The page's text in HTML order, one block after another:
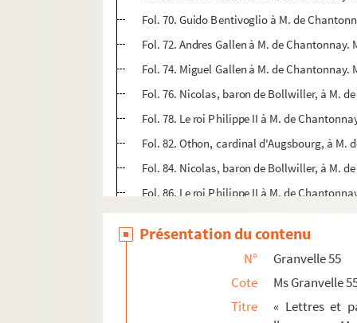
Fol. 70. Guido Bentivoglio à M. de
Fol. 72. Andres Gallen à M. de Chantonnay.
Fol. 74. Miguel Gallen à M. de Chantonnay.
Fol. 76. Nicolas, baron de Bollwiller, à M.
Fol. 78. Le roi Philippe II à M. de
Fol. 82. Othon, cardinal d'Augsbourg, à M.
Fol. 84. Nicolas, baron de Bollwiller, à M.
Fol. 86. Le roi Philippe II à M. de
Fol. 88. Maximilien de Berghes,
Fol. 90. Le roi Philippe II à M. de
Fol. 92. « Première réponse donnée à
Fol. 96. Maximilien de Berghes,
Fol. 98. Othon, cardinal d'Augsbourg, à
Présentation du contenu
N°
Granvelle 55
Cote
Ms Granvelle
Titre
« Lettres et